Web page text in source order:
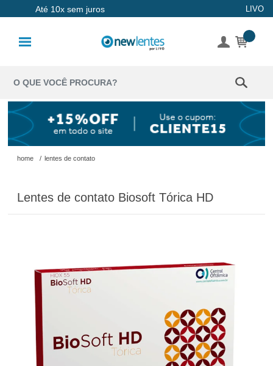
Até 10x sem juros LIVO
Coloridas
Solução
Óculos de
Óculos de
Grau
WhatsApp
Consultar
Pedidos
Recompra
home / lentes de contato
Lentes de contato Biosoft Tórica HD